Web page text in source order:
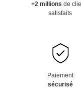
+2 millions de
satisfaits
Paiement
sécurisé